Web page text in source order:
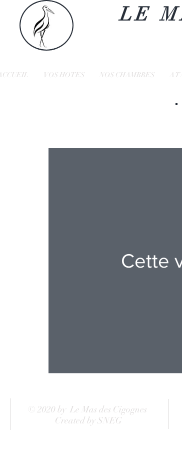
LE
ACCUEIL VOS HOTES NOS CHAMBRES A
Cette
© 2020 by Le Mas des Cigognes
Created by SNEG